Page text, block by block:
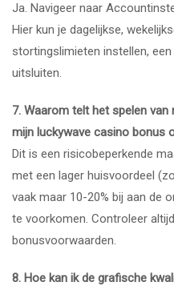
Ja. Navigeer naar
Hier kun je dagelijkse,
stortingslimieten instellen,
uitsluiten.
7. Waarom telt het spelen
mijn luckywave casino bonus
Dit is een risicobeperkende
met een lager huisvoordeel
vaak maar 10-20% bij aan de
te voorkomen. Controleer
bonusvoorwaarden.
8. Hoe kan ik de grafische